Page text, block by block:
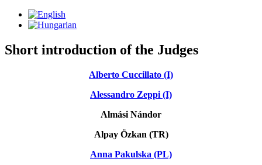
Short introduction of the Judges
Alberto Cuccillato (I)
Alessandro Zeppi (I)
Almási Nándor
Alpay Özkan (TR)
Anna Pakulska (PL)